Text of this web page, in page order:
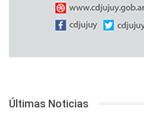
Últimas Noticias